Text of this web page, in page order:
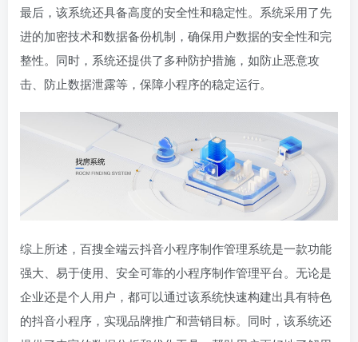
最后，该系统还具备高度的安全性和稳定性。系统采用了先
进的加密技术和数据备份机制，确保用户数据的安全性和完
整性。同时，系统还提供了多种防护措施，如防止恶意攻
击、防止数据泄露等，保障小程序的稳定运行。
综上所述，百搜全端云抖音小程序制作管理系统是一款功能
强大、易于使用、安全可靠的小程序制作管理平台。无论是
企业还是个人用户，都可以通过该系统快速构建出具有特色
的抖音小程序，实现品牌推广和营销目标。同时，该系统还